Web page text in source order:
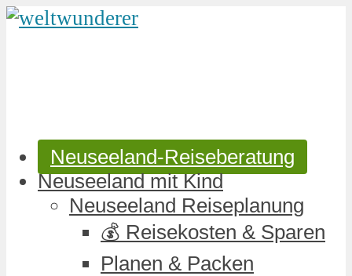
Neuseeland-Reiseberatung
Neuseeland mit Kind
Neuseeland Reiseplanung
💰 Reisekosten & Sparen
Planen & Packen